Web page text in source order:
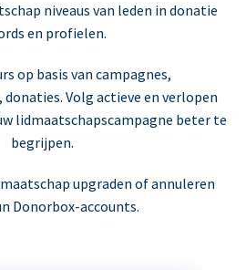
niveaus van leden in donatie
en profielen.
op basis van campagnes,
Volg actieve en verlopen
lidmaatschapscampagne beter te
begrijpen.
upgraden of annuleren
Donorbox-accounts.